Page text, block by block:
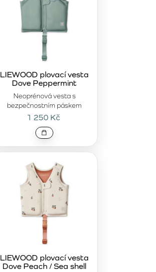
Neoprénová vesta s
bezpečnostním páskem
LIEWOOD plovací vesta
Dove Peppermint
1 250 Kč
LIEWOOD plovací vesta
Dove Peach / Sea shell